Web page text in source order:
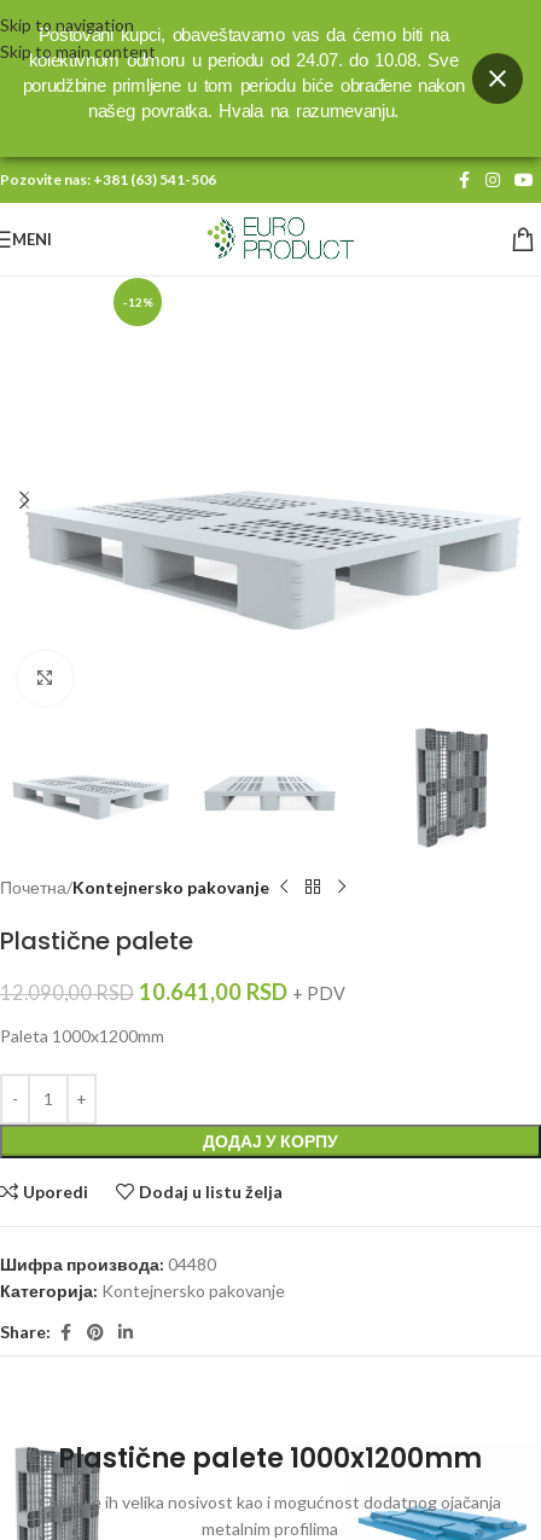
Skip to navigation
Skip to main content
Pozovite nas: +381 (63) 541-506
MENI
-12%
Почетна Kontejnersko pakovanje
Plastične palete
12.090,00RSD 10.641,00 RSD + PDV
Paleta 1000x1200mm
ДОДАЈ У КОРПУ
Uporedi Dodaj u listu želja
Шифра производа: 04480
Категорија: Kontejnersko pakovanje
Share:
Plastične palete 1000x1200mm
Odlikuje ih velika nosivost kao i mogućnost dodatnog ojačanja
metalnim profilima
Poštovani kupci, obaveštavamo vas da ćemo biti na
kolektivnom odmoru u periodu od 24.07. do 10.08. Sve
porudžbine primljene u tom periodu biće obrađene nakon
našeg povratka. Hvala na razumevanju.